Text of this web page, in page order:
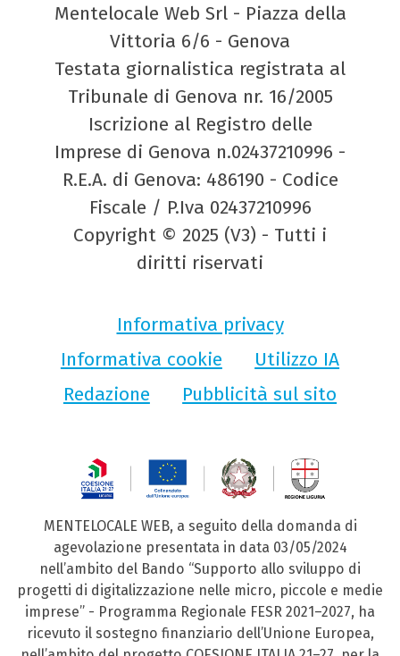
Mentelocale Web Srl - Piazza della
Vittoria 6/6 - Genova
Testata giornalistica registrata al
Tribunale di Genova nr. 16/2005
Iscrizione al Registro delle
Imprese di Genova n.02437210996 -
R.E.A. di Genova: 486190 - Codice
Fiscale / P.Iva 02437210996
Copyright © 2025 (V3) - Tutti i
diritti riservati
Informativa privacy
Informativa cookie
Utilizzo IA
Redazione
Pubblicità sul sito
MENTELOCALE WEB, a seguito della domanda di
agevolazione presentata in data 03/05/2024
nell’ambito del Bando “Supporto allo sviluppo di
progetti di digitalizzazione nelle micro, piccole e medie
imprese” - Programma Regionale FESR 2021–2027, ha
ricevuto il sostegno finanziario dell’Unione Europea,